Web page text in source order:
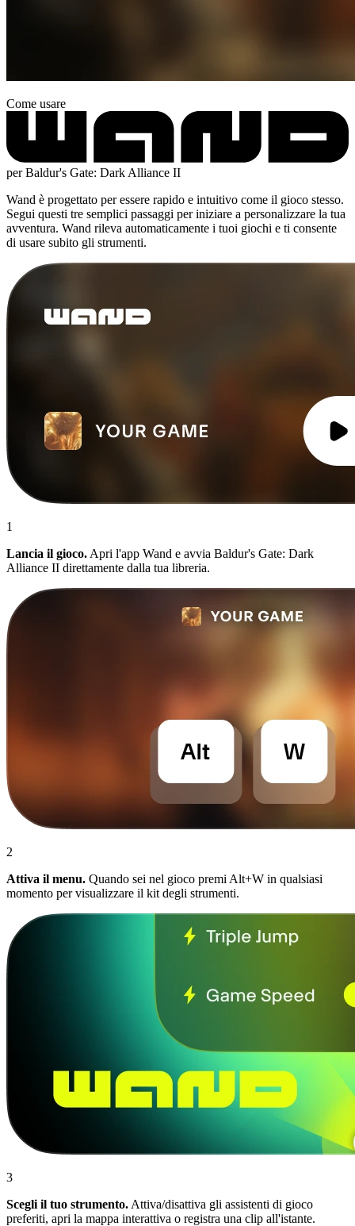
Come usare
per Baldur's Gate: Dark Alliance II
Wand è progettato per essere rapido e intuitivo come il gioco stesso.
Segui questi tre semplici passaggi per iniziare a personalizzare la tua
avventura. Wand rileva automaticamente i tuoi giochi e ti consente
di usare subito gli strumenti.
1
Lancia il gioco. Apri l'app Wand e avvia Baldur's Gate: Dark
Alliance II direttamente dalla tua libreria.
2
Attiva il menu. Quando sei nel gioco premi Alt+W in qualsiasi
momento per visualizzare il kit degli strumenti.
3
Scegli il tuo strumento. Attiva/disattiva gli assistenti di gioco
preferiti, apri la mappa interattiva o registra una clip all'istante.